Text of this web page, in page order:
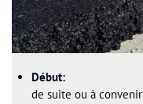
Début:
de suite ou à convenir